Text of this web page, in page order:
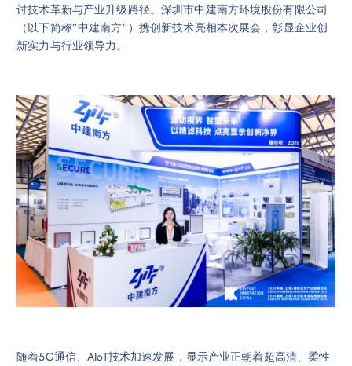
讨技术革新与产业升级路径。深圳市中建南方环境股份有限公司
（以下简称”中建南方”）携创新技术亮相本次展会，彰显企业创
新实力与行业领导力。
随着5G通信、AIoT技术加速发展，显示产业正朝着超高清、柔性